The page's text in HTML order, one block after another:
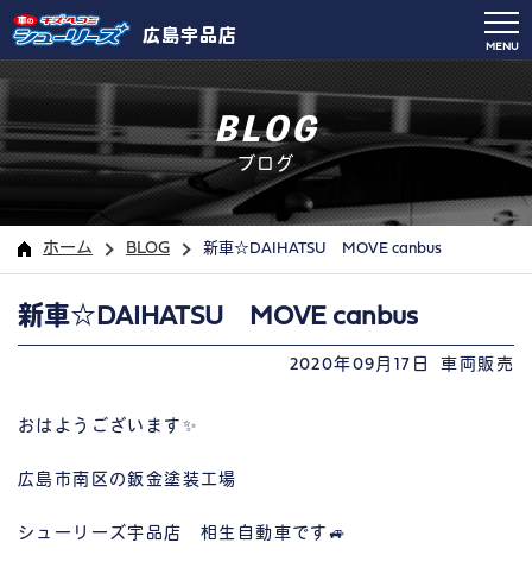
広島宇品店
MENU
BLOG
ブログ
ホーム BLOG 新車☆DAIHATSU MOVE canbus
新車☆DAIHATSU MOVE canbus
2020年09月17日 車両販売
おはようございます✨
広島市南区の鈑金塗装工場
シューリーズ宇品店 相生自動車です🚙